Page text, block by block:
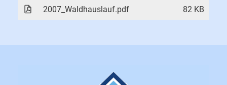
2007_Waldhauslauf.pdf
82 KB